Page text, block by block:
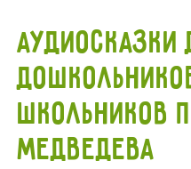
АУДИОСКАЗКИ
ШКОЛЬНИКОВ
МЕДВЕДЕВА